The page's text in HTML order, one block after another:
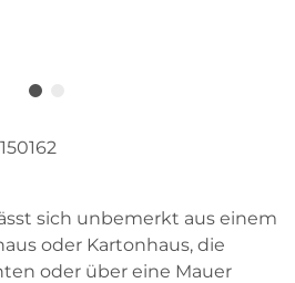
sich unbemerkt aus einem
oder Kartonhaus, die
oder über eine Mauer